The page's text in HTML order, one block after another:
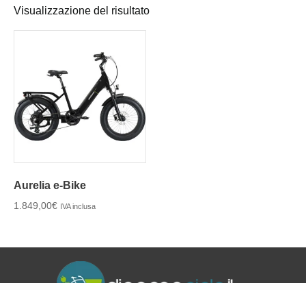
Visualizzazione del risultato
Aurelia e-Bike
1.849,00€ IVA inclusa